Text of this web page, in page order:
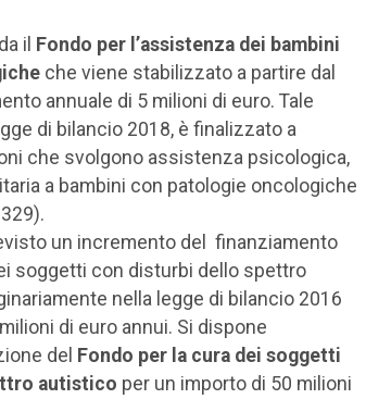
il Fondo per l’assistenza dei bambini
che viene stabilizzato a partire dal
annuale di 5 milioni di euro. Tale
di bilancio 2018, è finalizzato a
che svolgono assistenza psicologica,
a bambini con patologie oncologiche
un incremento del finanziamento
soggetti con disturbi dello spettro
nella legge di bilancio 2016
di euro annui. Si dispone
del Fondo per la cura dei soggetti
autistico per un importo di 50 milioni